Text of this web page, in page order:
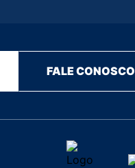
FALE CONOSCO